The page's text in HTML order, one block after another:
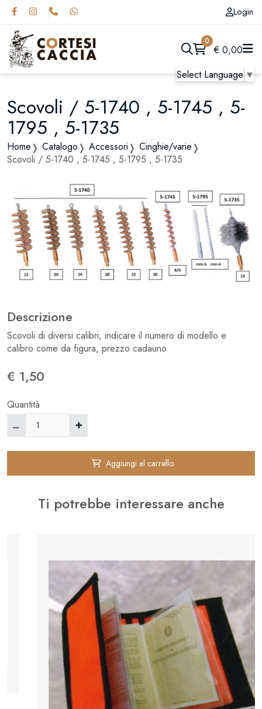
Select Language▼
Login
0
€ 0,00
Scovoli / 5-1740 , 5-1745 , 5-
1795 , 5-1735
Home Catalogo Accessori
Cinghie/varie
Scovoli / 5-1740 , 5-1745 , 5-1795 , 5-1735
Descrizione
Scovoli di diversi calibri, indicare il numero di modello e
calibro come da figura, prezzo cadauno
€ 1,50
Quantità
⚊ ✚
Aggiungi al carrello
Ti potrebbe interessare anche